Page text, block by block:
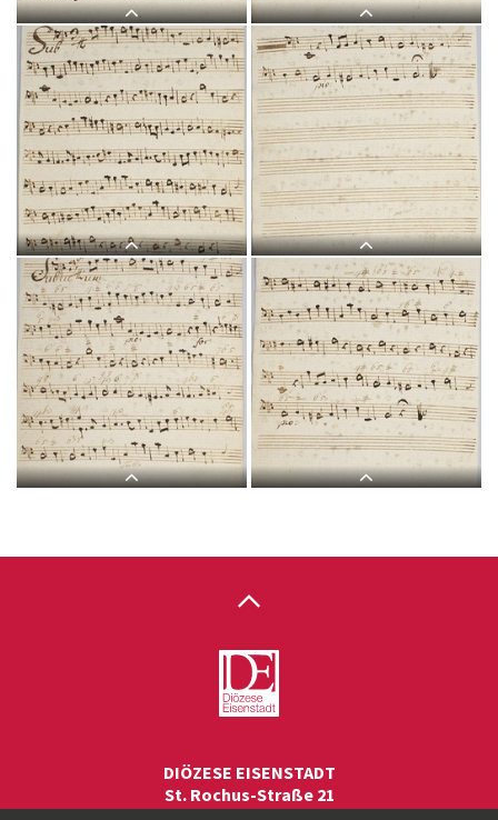
L 9, G.J. Werner, Sub tuum
praesidium, Violino II-1.jpg
L 9, G.J. Werner, Sub tuum
praesidium, Violino II-2.jpg
L 9, G.J. Werner, Sub tuum
praesidium, Violone-1.jpg
L 9, G.J. Werner, Sub tuum
praesidium, Violone-2.jpg
L 9, G.J. Werner, Sub tuum
praesidium, Organo-2.jpg
DIÖZESE EISENSTADT
St. Rochus-Straße 21